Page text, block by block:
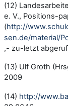
(12)
e. V., Positions-
(http://
sen.de/material/
,- zu-letzt
(13) Ulf Groth
2009
(14) http://